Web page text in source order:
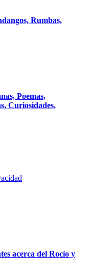
Rumbas,
Poemas,
Curiosidades,
acerca del Rocío y